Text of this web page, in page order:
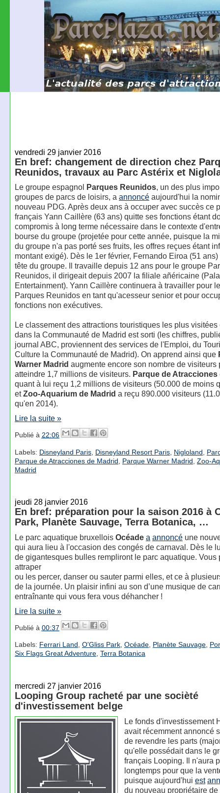
vendredi 29 janvier 2016
En bref: changement de direction chez
Reunidos, travaux au Parc Astérix et
Le groupe espagnol Parques Reunidos, un des plus
groupes de parcs de loisirs, a annoncéaujourd'hui la
nouveau PDG. Après deux ans à occuper avec succès ce
français Yann Caillère (63 ans) quitte ses fonctions étant
compromis à long terme nécessaire dans le contexte
bourse du groupe (projetée pour cette année, puisque la
du groupe n'a pas porté ses fruits, les offres reçues étant
montant exigé). Dès le 1er février, Fernando Eiroa (51
tête du groupe. Il travaille depuis 12 ans pour le groupe
Reunidos, il dirigeait depuis 2007 la filiale añéricaine
Entertainment). Yann Caillère continuera à travailler pour
Parques Reunidos en tant qu'acesseur senior et pour
fonctions non exécutives.
Le classement des attractions touristiques les plus visitées
dans la Communauté de Madrid est sorti (les chiffres,
journal ABC, proviennent des services de l'Emploi, du
Culture la Communauté de Madrid). On apprend ainsi que
Warner Madrid augmente encore son nombre de visiteurs
atteindre 1,7 millions de visiteurs. Parque de Atracciones
quant à lui reçu 1,2 millions de visiteurs (50.000 de moins
etZoo-Aquarium de Madrid a reçu 890.000 visiteurs
qu'en 2014).
Lire la suite »
Publié à 22:06
Labels: Disneyland Paris, Disneyland Resort Paris, Nigloland
Parque de Atracciones de Madrid
Parque Warner Madrid Zoo-
Madrid
jeudi 28 janvier 2016
En bref: préparation pour la saison 2016 à
Park, Planète Sauvage, Terra Botanica, …
Le parc aquatique bruxellois Océade a annoncéune
qui aura lieu à l'occasion des congés de carnaval. Dès le
de gigantesques bulles rempliront le parc aquatique. Vous
attraper
ou les percer, danser ou sauter parmi elles, et ce à
de la journée. Un plaisir infini au son d’une musique de
entraînante qui vous fera vous déhancher !
Lire la suite »
Publié à 00:37
Labels: Ferrari Land, O'Gliss Park, Océade, Planète Sauvage,
Six Flags Great Adventure, Terra Botanica
mercredi 27 janvier 2016
Looping Group racheté par une socièté
d'investissement belge
Le fonds d'investissement
avait récemment annoncé
de revendre les parts
qu'elle possédait dans le
français Looping. Il n'aura
longtemps pour que la
puisque aujourd'hui est
du nouveau propriétaire de